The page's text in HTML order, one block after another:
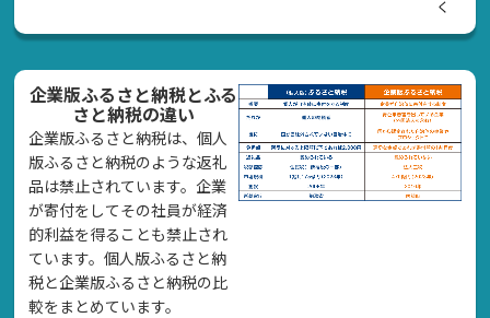
く
企業版ふるさと納税とふる
さと納税の違い
企業版ふるさと納税は、個人
版ふるさと納税のような返礼
品は禁止されています。企業
が寄付をしてその社員が経済
的利益を得ることも禁止され
ています。個人版ふるさと納
税と企業版ふるさと納税の比
較をまとめています。